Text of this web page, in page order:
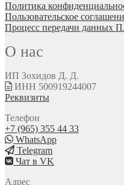
Политика
Пользовательское
Процесс передачи
О нас
ИП Зохидов Д. Д.
ИНН 500919244007
Реквизиты
Телефон
+7 (965) 355 44 33
WhatsApp
Telegram
Чат в VK
Адрес